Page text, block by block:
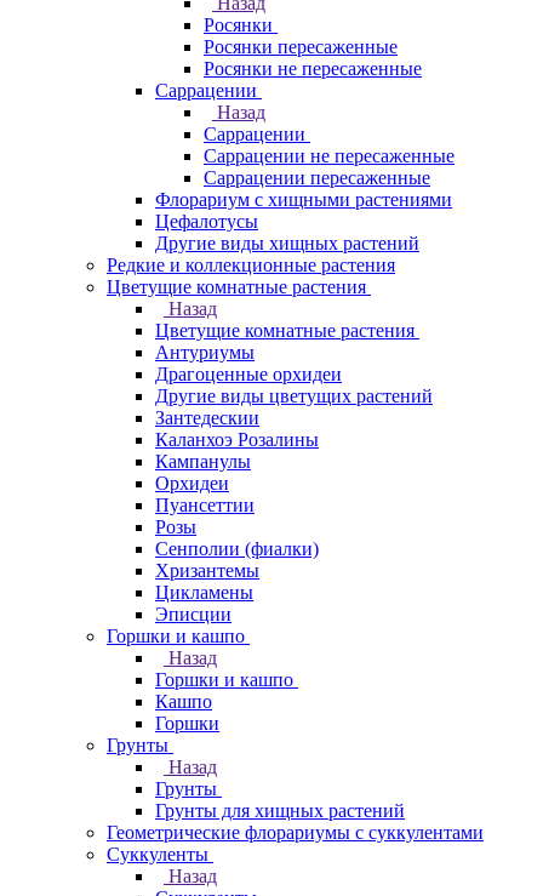
Росянки
Росянки пересаженные
Росянки не пересаженные
Саррацении
Назад
Саррацении
Саррацении не пересаженные
Саррацении пересаженные
Флорариум с хищными растениями
Цефалотусы
Другие виды хищных растений
Редкие и коллекционные растения
Цветущие комнатные растения
Назад
Цветущие комнатные растения
Антуриумы
Драгоценные орхидеи
Другие виды цветущих растений
Зантедескии
Каланхоэ Розалины
Кампанулы
Орхидеи
Пуансеттии
Розы
Сенполии (фиалки)
Хризантемы
Цикламены
Эписции
Горшки и кашпо
Назад
Горшки и кашпо
Кашпо
Горшки
Грунты
Назад
Грунты
Грунты для хищных растений
Геометрические флорариумы с суккулентами
Суккуленты
Назад